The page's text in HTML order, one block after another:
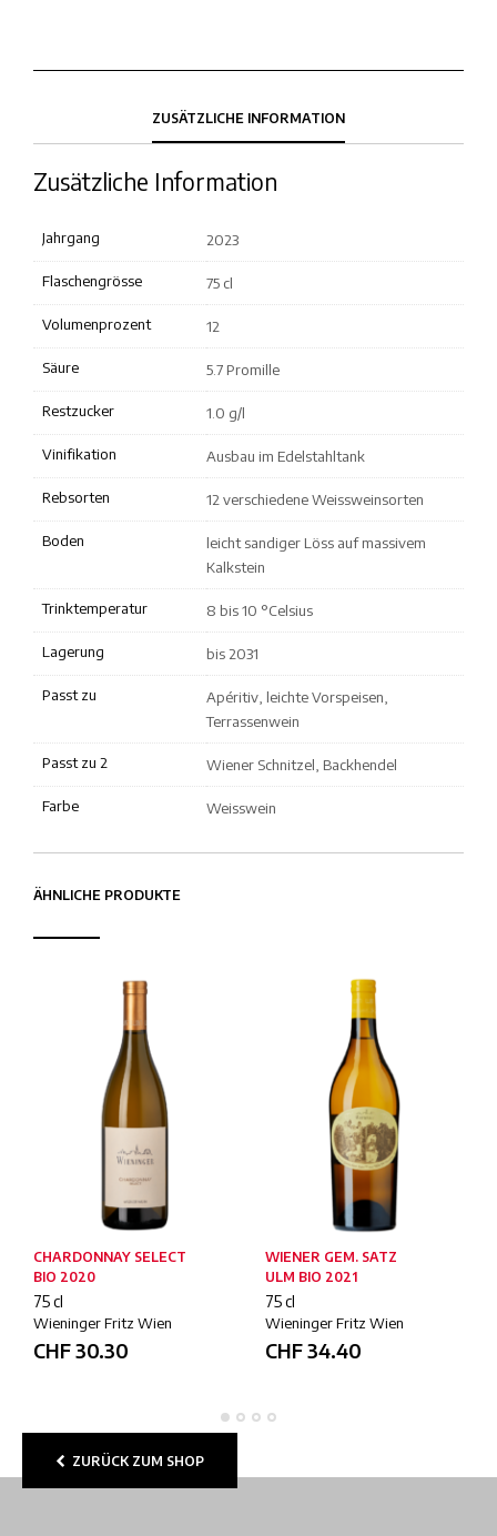
ZUSÄTZLICHE INFORMATION
Zusätzliche Information
Jahrgang 2023
Flaschengrösse 75 cl
Volumenprozent 12
Säure 5.7 Promille
Restzucker 1.0 g/l
Vinifikation Ausbau im Edelstahltank
Rebsorten 12 verschiedene Weissweinsorten
Boden
leicht sandiger Löss auf massivem
Kalkstein
Trinktemperatur 8 bis 10 °Celsius
Lagerung bis 2031
Passt zu
Apéritiv, leichte Vorspeisen,
Terrassenwein
Passt zu 2 Wiener Schnitzel, Backhendel
Farbe Weisswein
ÄHNLICHE PRODUKTE
CHARDONNAY SELECT
BIO 2020
75 cl
Wieninger Fritz Wien
CHF30.30
WIENER GEM. SATZ
ULM BIO 2021
75 cl
Wieninger Fritz Wien
CHF34.40
ZURÜCK ZUM SHOP